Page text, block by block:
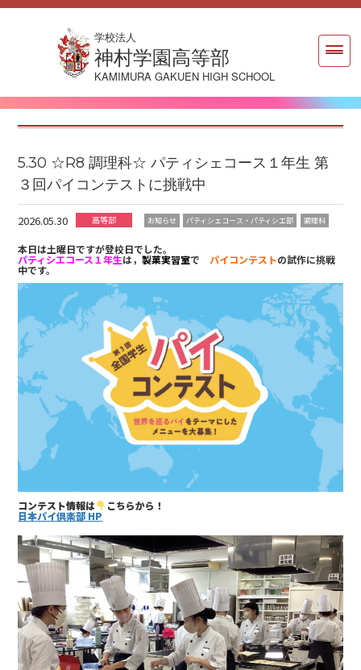
学校法人
神村学園高等部
KAMIMURA GAKUEN HIGH SCHOOL
5.30 ☆R8 調理科☆ パティシェコース１年生 第
３回パイコンテストに挑戦中
2026.05.30 高等部 お知らせ パティシェコース・パティシエ部 調理科
本日は土曜日ですが登校日でした。
パティシエコース１年生は，製菓実習室で パイコンテストの試作に挑戦
中です。
コンテスト情報は こちらから！
日本パイ倶楽部 HP